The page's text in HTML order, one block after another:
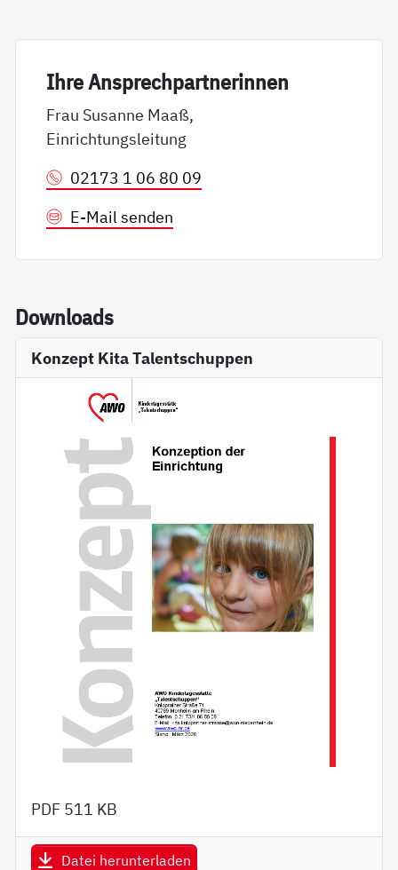
Ih­re An­sp­rech­part­ne­rin­nen
Frau Susanne Maaß,
Einrichtungsleitung
02173 1 06 80 09
E-Mail senden
Down­loads
Konzept Kita Talentschuppen
PDF 511 KB
Datei herunterladen